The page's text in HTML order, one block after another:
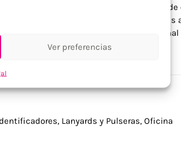
Ver preferencias
y facilita la limpieza. Su versatilidad
que necesitan identificadores adaptables
o uso corporativo con imagen
, Lanyards y Pulseras, Oficina